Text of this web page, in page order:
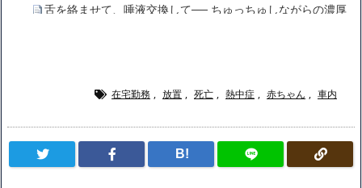
舌を絡ませて、唾液交換して── ちゅっちゅしながらの濃厚
広末涼子さん、正気に戻ってしまい絶望する・・・「アカ
割減
在宅勤務 , 放置 , 死亡 , 熱中症 , 赤ちゃん , 車内
B!